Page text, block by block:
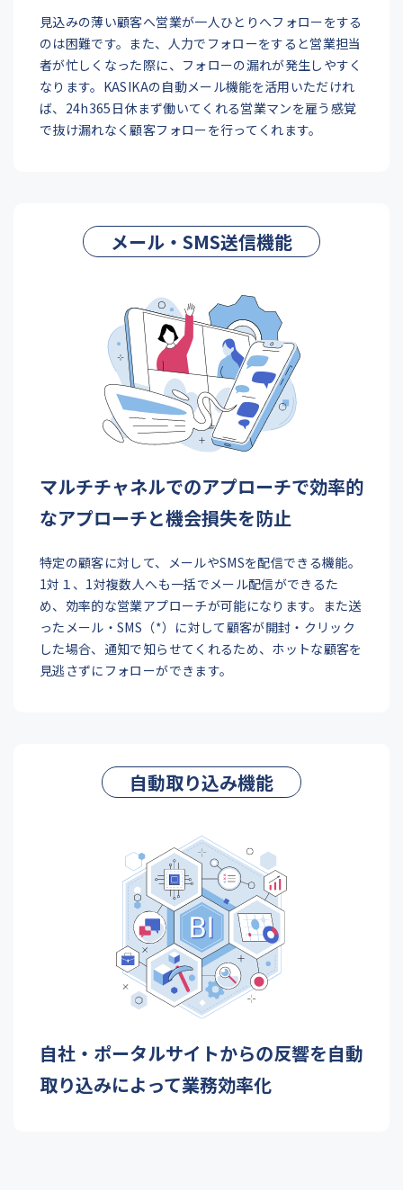
見込みの薄い顧客へ営業が一人ひとりへフォローをする
のは困難です。また、人力でフォローをすると営業担当
者が忙しくなった際に、フォローの漏れが発生しやすく
なります。KASIKAの自動メール機能を活用いただけれ
ば、24h365日休まず働いてくれる営業マンを雇う感覚
で抜け漏れなく顧客フォローを行ってくれます。
メール・SMS送信機能
マルチチャネルでのアプローチで効率的
なアプローチと機会損失を防止
特定の顧客に対して、メールやSMSを配信できる機能。
1対１、1対複数人へも一括でメール配信ができるた
め、効率的な営業アプローチが可能になります。また送
ったメール・SMS（*）に対して顧客が開封・クリック
した場合、通知で知らせてくれるため、ホットな顧客を
見逃さずにフォローができます。
自動取り込み機能
自社・ポータルサイトからの反響を自動
取り込みによって業務効率化